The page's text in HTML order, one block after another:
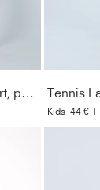
Tennis Longsleeve Shirt, petrol grün
Kids 44 € |